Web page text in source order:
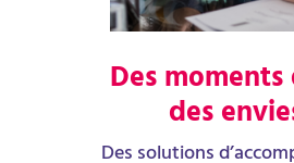
Des
des
Des solutions